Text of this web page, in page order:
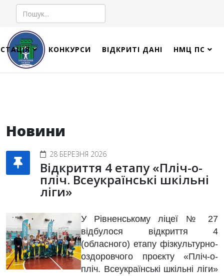
Пошук
КОНКУРСИ ВІДКРИТІ ДАНІ НМЦ ПС
Новини
28 БЕРЕЗНЯ 2026
Відкриття 4 етапу «Пліч-о-
пліч. Всеукраїнські шкільні
ліги»
У Рівненському ліцеї № 27
відбулося відкриття 4
(обласного) етапу фізкультурно-
оздоровчого проєкту «Пліч-о-
пліч. Всеукраїнські шкільні ліги»